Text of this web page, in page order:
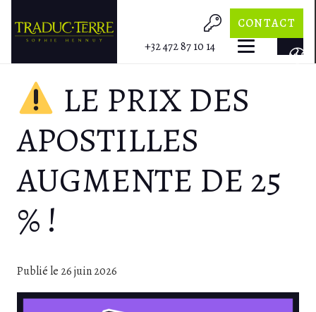
CONTACT
+32 472 87 10 14
LE PRIX DES
APOSTILLES
AUGMENTE DE 25
% !
Publié le 26 juin 2026